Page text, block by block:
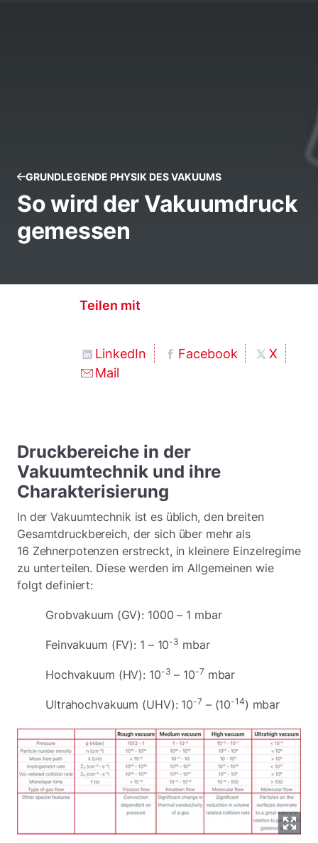
GRUNDLEGENDE PHYSIK DES VAKUUMS
So wird der Vakuumdruck
gemessen
Teilen mit
LinkedIn Facebook
X
Mail
Druckbereiche in der
Vakuumtechnik und ihre
Charakterisierung
In der Vakuumtechnik ist es üblich, den breiten
Gesamtdruckbereich, der sich über mehr als
16 Zehnerpotenzen erstreckt, in kleinere Einzelregime
zu unterteilen. Diese werden im Allgemeinen wie
folgt definiert:
Grobvakuum (GV): 1000 – 1 mbar
Feinvakuum (FV): 1 – 10-3 mbar
Hochvakuum (HV): 10-3 – 10-7 mbar
Ultrahochvakuum (UHV): 10-7 – (10-14) mbar